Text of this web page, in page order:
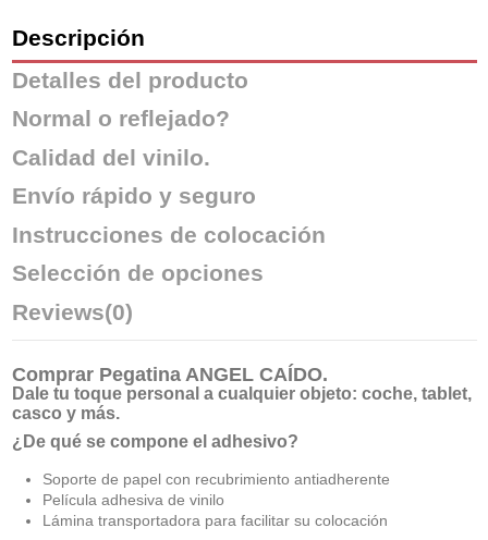
Descripción
Detalles del producto
Normal o reflejado?
Calidad del vinilo.
Envío rápido y seguro
Instrucciones de colocación
Selección de opciones
Reviews(0)
Comprar Pegatina ANGEL CAÍDO.
Dale tu toque personal a cualquier objeto: coche, tablet,
casco y más.
¿De qué se compone el adhesivo?
Soporte de papel con recubrimiento antiadherente
Película adhesiva de vinilo
Lámina transportadora para facilitar su colocación